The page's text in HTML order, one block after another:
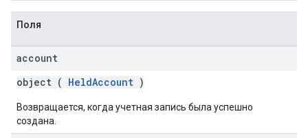
Поля
account
object ( HeldAccount )
Возвращается, когда учетная запись была успешно
создана.